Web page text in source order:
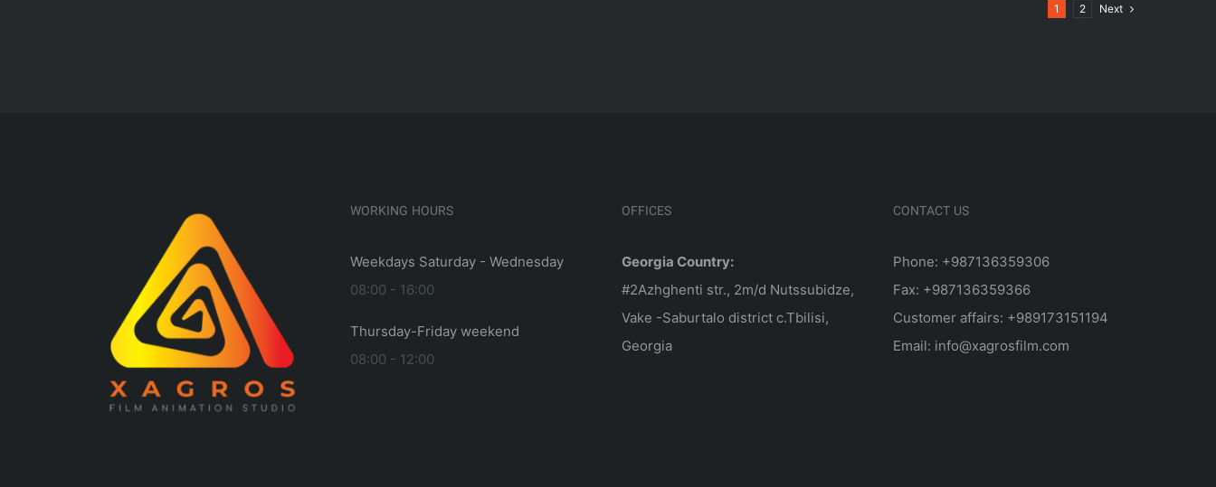
1 2 Next
WORKING HOURS
Weekdays Saturday - Wednesday
08:00 - 16:00
Thursday-Friday weekend
08:00 - 12:00
OFFICES
Georgia Country:
#2Azhghenti str., 2m/d Nutssubidze,
Vake -Saburtalo district c.Tbilisi,
Georgia
CONTACT US
Phone: +987136359306
Fax: +987136359366
Customer affairs: +989173151194
Email: info@xagrosfilm.com